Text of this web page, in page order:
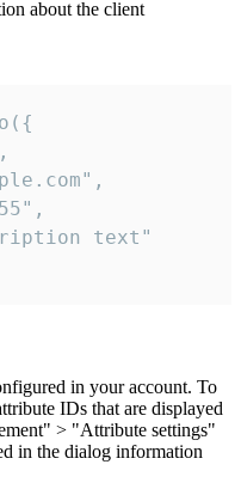
about the client
text"
in your account. To
IDs that are displayed
> "Attribute settings"
in the dialog information